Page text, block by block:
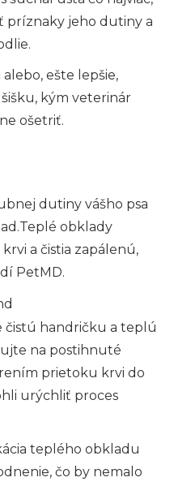
príznaky jeho dutiny a
ešte lepšie,
kým veterinár
ošetriť.
dutiny vášho psa
obklady
a čistia zapálenú,
PetMD.
čistú handričku a teplú
na postihnuté
prietoku krvi do
urýchliť proces
teplého obkladu
čo by nemalo